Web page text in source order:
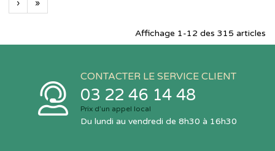
›
»
Affichage 1-12 des 315 articles
CONTACTER LE SERVICE CLIENT
03 22 46 14 48
Prix d’un appel local
Du lundi au vendredi de 8h30 à 16h30